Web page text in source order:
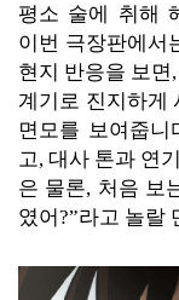
평소 술에 취해
이번 극장판에서
현지 반응을 보면
계기로 진지하게
면모를 보여줍
고, 대사 톤과 연
은 물론, 처음 보
였어?”라고 놀랄